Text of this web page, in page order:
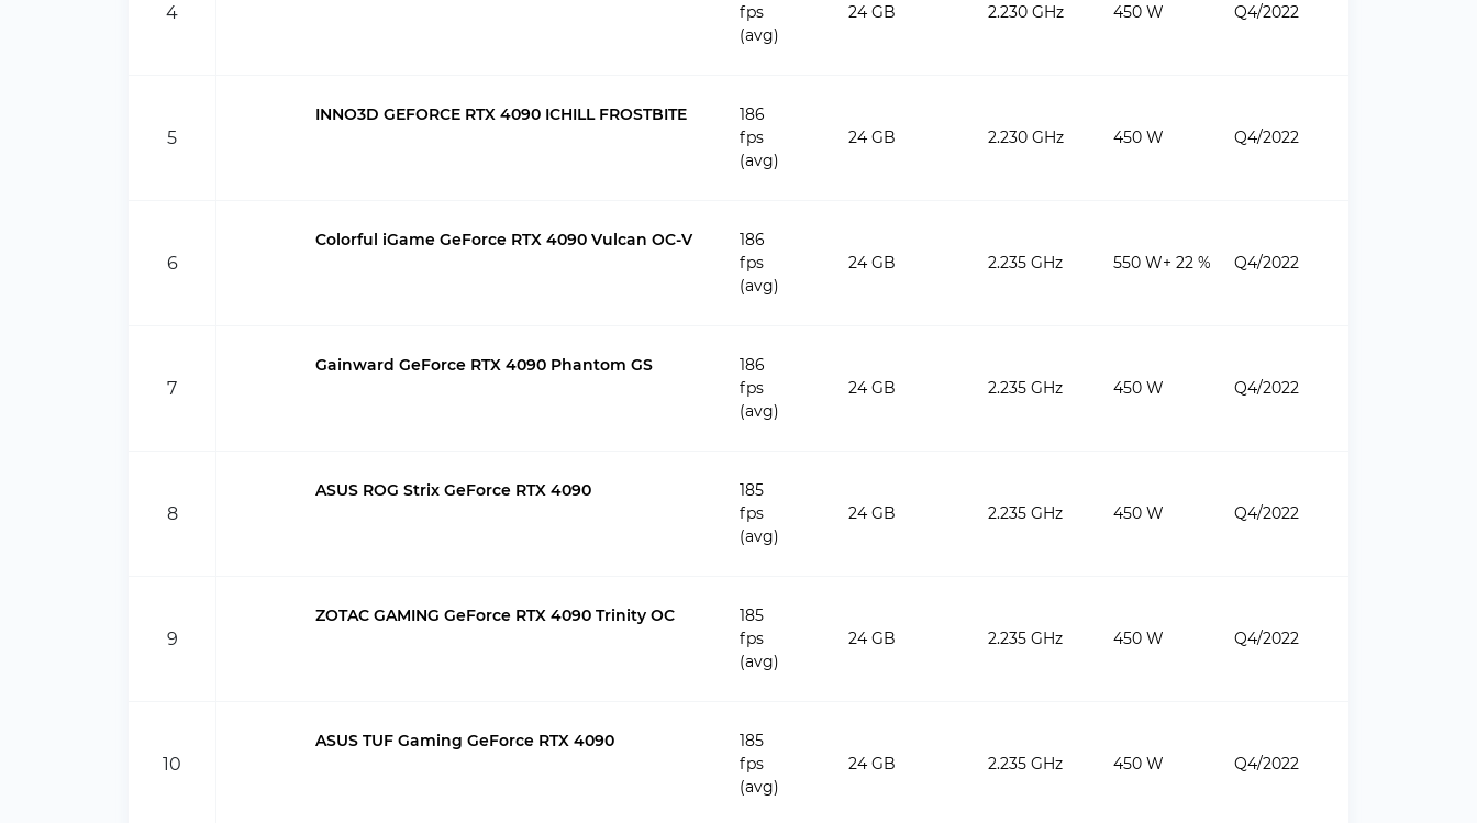
4
fps
(avg)
24 GB 2.230 GHz 450 W Q4/2022
5
INNO3D GEFORCE RTX 4090 ICHILL FROSTBITE
186
fps
(avg)
24 GB 2.230 GHz 450 W Q4/2022
6
Colorful iGame GeForce RTX 4090 Vulcan OC-V
186
fps
(avg)
24 GB 2.235 GHz 550 W+ 22 % Q4/2022
7
Gainward GeForce RTX 4090 Phantom GS
186
fps
(avg)
24 GB 2.235 GHz 450 W Q4/2022
8
ASUS ROG Strix GeForce RTX 4090
185
fps
(avg)
24 GB 2.235 GHz 450 W Q4/2022
9
ZOTAC GAMING GeForce RTX 4090 Trinity OC
185
fps
(avg)
24 GB 2.235 GHz 450 W Q4/2022
10
ASUS TUF Gaming GeForce RTX 4090
185
fps
(avg)
24 GB 2.235 GHz 450 W Q4/2022